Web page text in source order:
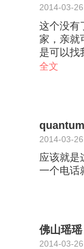
2014-03-26
这个没有
家，亲就
是可以找
亲也可以
全文
quantum
2014-03-26
应该就是
一个电话
佛山瑶瑶
2014-03-26